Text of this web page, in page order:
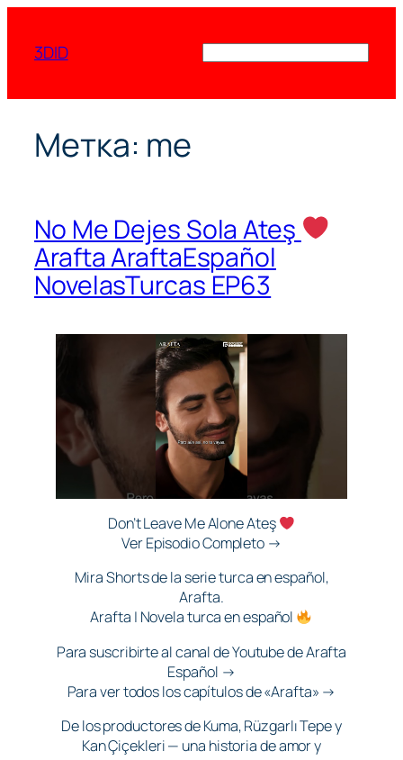
содержимому
3DID
Метка: me
No Me Dejes Sola Ateş
Arafta AraftaEspañol
NovelasTurcas EP63
Don’t Leave Me Alone Ateş
Ver Episodio Completo →
Mira Shorts de la serie turca en español,
Arafta.
Arafta | Novela turca en español
Para suscribirte al canal de Youtube de Arafta
Español →
Para ver todos los capítulos de «Arafta» →
De los productores de Kuma, Rüzgarlı Tepe y
Kan Çiçekleri — una historia de amor y